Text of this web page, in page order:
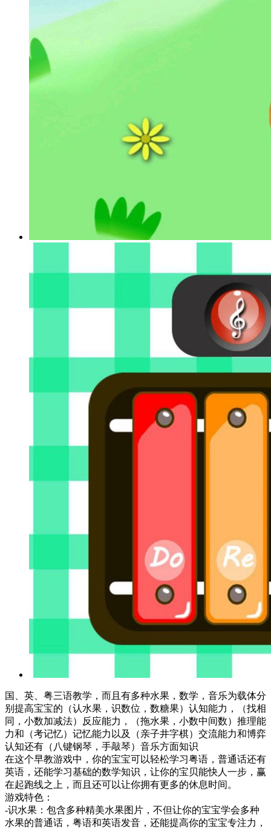
国、英、粤三语教学，而且有多种水果，数学，音乐为载体分
别提高宝宝的（认水果，识数位，数糖果）认知能力，（找相
同，小数加减法）反应能力，（拖水果，小数中间数）推理能
力和（考记忆）记忆能力以及（亲子井字棋）交流能力和博弈
认知还有（八键钢琴，手敲琴）音乐方面知识
在这个早教游戏中，你的宝宝可以轻松学习粤语，普通话还有
英语，还能学习基础的数学知识，让你的宝贝能快人一步，赢
在起跑线之上，而且还可以让你拥有更多的休息时间。
游戏特色：
-识水果：包含多种精美水果图片，不但让你的宝宝学会多种
水果的普通话，粤语和英语发音，还能提高你的宝宝专注力，